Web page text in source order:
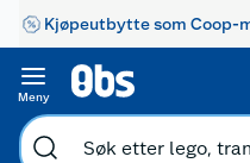
Kjøpeutbytte som Coop-
Meny